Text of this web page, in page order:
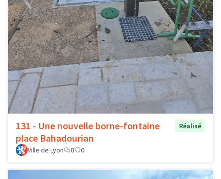
131 - Une nouvelle borne-fontaine
place Bahadourian
Réalisé
Ville de Lyon 0 0